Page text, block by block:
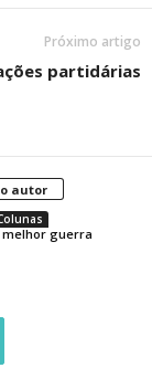
Próximo artigo
partidárias
autor
melhor guerra